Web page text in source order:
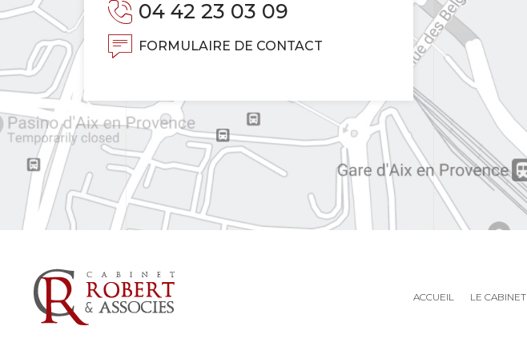
04 42 23 03 09
FORMULAIRE DE CONTACT
ACCUEIL LE CABINET